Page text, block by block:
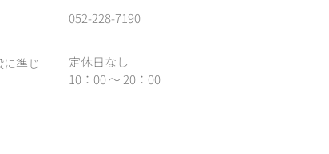
準じ
052-228-7190
定休日なし
10：00 ～ 20：00